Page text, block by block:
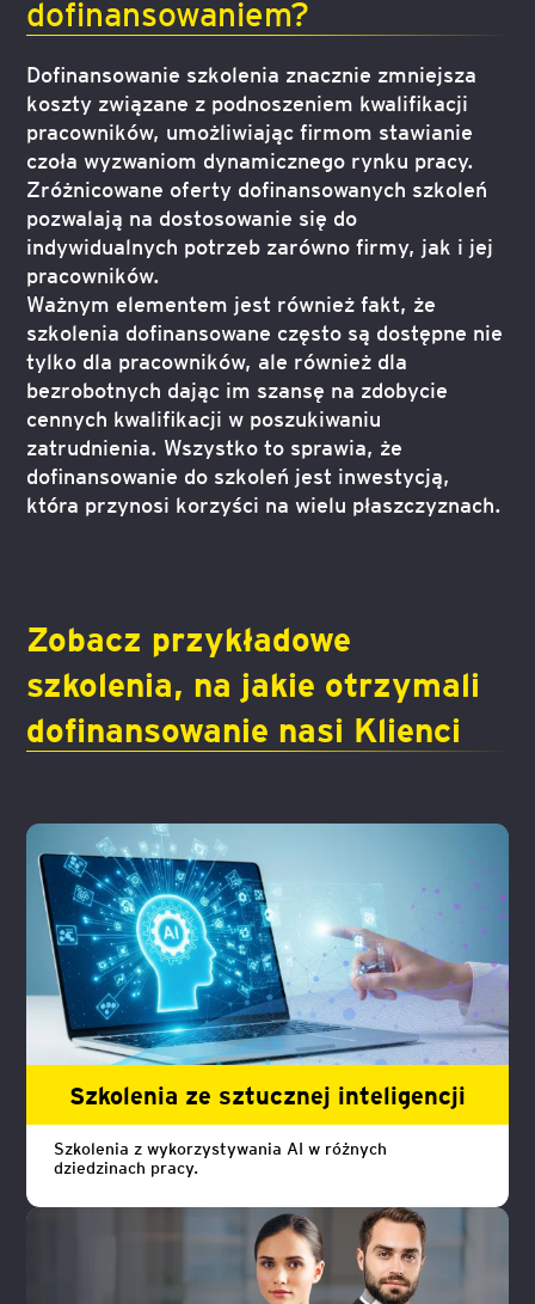
dofinansowaniem?
Dofinansowanie szkolenia znacznie zmniejsza
koszty związane z podnoszeniem kwalifikacji
pracowników, umożliwiając firmom stawianie
czoła wyzwaniom dynamicznego rynku pracy.
Zróżnicowane oferty dofinansowanych szkoleń
pozwalają na dostosowanie się do
indywidualnych potrzeb zarówno firmy, jak i jej
pracowników.
Ważnym elementem jest również fakt, że
szkolenia dofinansowane często są dostępne nie
tylko dla pracowników, ale również dla
bezrobotnych dając im szansę na zdobycie
cennych kwalifikacji w poszukiwaniu
zatrudnienia. Wszystko to sprawia, że
dofinansowanie do szkoleń jest inwestycją,
która przynosi korzyści na wielu płaszczyznach.
Zobacz przykładowe
szkolenia, na jakie otrzymali
dofinansowanie nasi Klienci
Szkolenia ze sztucznej inteligencji
Szkolenia z wykorzystywania AI w różnych
dziedzinach pracy.